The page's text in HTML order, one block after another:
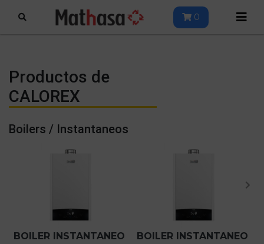
0
Productos de
CALOREX
Boilers / Instantaneos
BOILER INSTANTANEO
BOILER INSTANTANEO